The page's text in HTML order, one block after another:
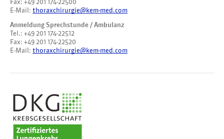
E-Mail: thoraxchirurgie@kem-med.com
Anmeldung Sprechstunde / Ambulanz
Tel.: +49 201 174-22512
Fax: +49 201 174-22520
E-Mail: thoraxchirurgie@kem-med.com